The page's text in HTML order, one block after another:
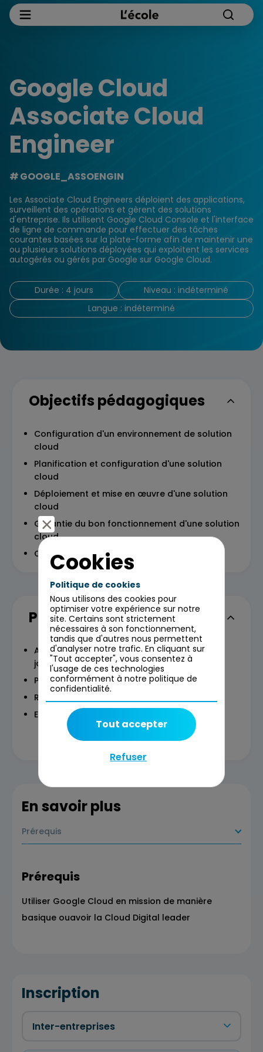
Google Cloud
Associate Cloud
Engineer ​
GOOGLE_ASSOENGIN
Les Associate Cloud Engineers déploient des applications,
surveillent des opérations et gèrent des solutions
d'entreprise. Ils utilisent Google Cloud Console et l'interface
de ligne de commande pour effectuer des tâches
courantes basées sur la plate-forme afin de maintenir une
ou plusieurs solutions déployées qui exploitent les services
autogérés ou gérés par Google sur Google Cloud.
Durée : 4 jours
Niveau : indéterminé
Langue : indéterminé
Objectifs pédagogiques
Configuration d'un environnement de solution
cloud​
Planification et configuration d'une solution
cloud​
Déploiement et mise en œuvre d'une solution
cloud​
Garantie du bon fonctionnement d'une solution
cloud​
Configuration des accès et de la sécurité
Programme
Architecting with Google Compute Engine (3
jours)​
Preparing ACE certification (1 jour)​
Révisions + intro Kubernetes et monitoring​
Entrainement à l’examen
En savoir plus
Prérequis
Prérequis
Utiliser Google Cloud en mission de manière
basique​ ouavoir la Cloud Digital leader
Inscription
Cookies
Politique de cookies
Nous utilisons des cookies pour
optimiser votre expérience sur notre
site. Certains sont strictement
nécessaires à son fonctionnement,
tandis que d'autres nous permettent
d'analyser notre trafic. En cliquant sur
"Tout accepter", vous consentez à
l'usage de ces technologies
conformément à notre politique de
confidentialité.
Refuser
Tout accepter